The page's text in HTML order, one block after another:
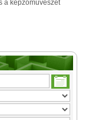
a képzőművészet